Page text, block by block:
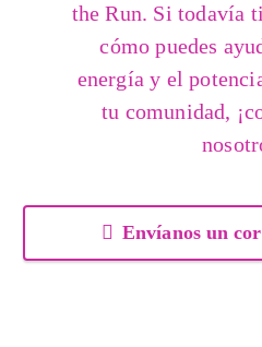
the Run. Si todavía
cómo puedes
energía y el
tu comunidad,
Envíanos un